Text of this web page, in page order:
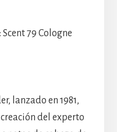
Scent 79 Cologne
lanzado en 1981,
del experto